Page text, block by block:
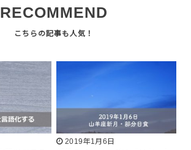
RECOMMEND
2019年1月6日